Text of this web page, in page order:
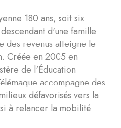
180 ans, soit six
d'une famille
des revenus atteigne le
Créée en 2005 en
de l'Éducation
accompagne des
défavorisés vers la
à relancer la mobilité